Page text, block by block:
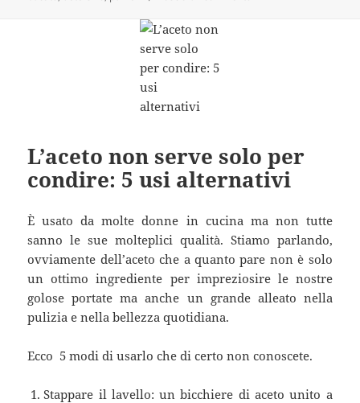
L’aceto non serve solo per
condire: 5 usi alternativi
È usato da molte donne in cucina ma non tutte
sanno le sue molteplici qualità. Stiamo parlando,
ovviamente dell’aceto che a quanto pare non è solo
un ottimo ingrediente per impreziosire le nostre
golose portate ma anche un grande alleato nella
pulizia e nella bellezza quotidiana.
Ecco 5 modi di usarlo che di certo non conoscete.
Stappare il lavello: un bicchiere di aceto unito a